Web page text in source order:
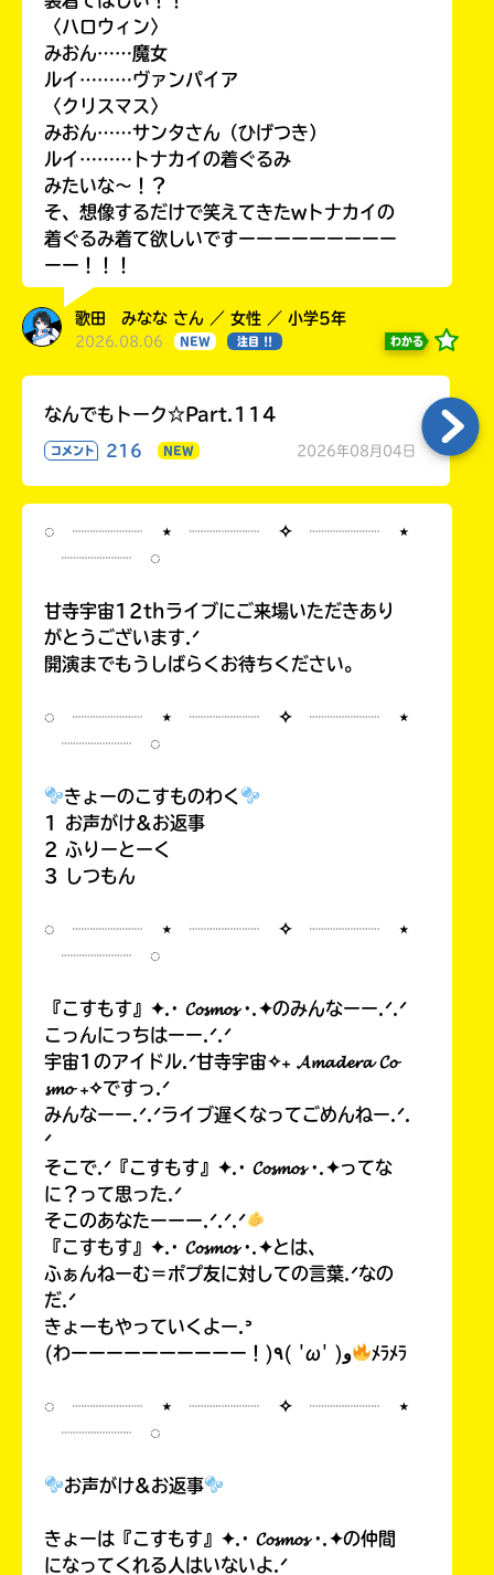
〈ハロウィン〉
みおん……魔女
ルイ………ヴァンパイア
〈クリスマス〉
みおん……サンタさん（ひげつき）
ルイ………トナカイの着ぐるみ
みたいな〜！？
そ、想像するだけで笑えてきたwトナカイの
着ぐるみ着て欲しいですーーーーーーーーー
ーー！！！
歌田 みなな さん ／ 女性 ／ 小学5年
2026.08.06 NEW 注目 !! わかる
なんでもトーク☆Part.114
コメント 216 NEW 2026年08月04日
◌ ┈┈┈┈ ⋆ ┈┈┈┈ ✧ ┈┈┈┈ ⋆
┈┈┈┈ ◌
甘寺宇宙12thライブにご来場いただきあり
がとうございます.ᐟ
開演までもうしばらくお待ちください。
◌ ┈┈┈┈ ⋆ ┈┈┈┈ ✧ ┈┈┈┈ ⋆
┈┈┈┈ ◌
きょーのこすものわく
1 お声がけ&お返事
2 ふりーとーく
3 しつもん
◌ ┈┈┈┈ ⋆ ┈┈┈┈ ✧ ┈┈┈┈ ⋆
┈┈┈┈ ◌
『こすもす』✦.· 𝓒𝓸𝓼𝓶𝓸𝓼 ·.✦のみんなーー.ᐟ.ᐟ
こっんにっちはーー.ᐟ.ᐟ
宇宙1のアイドル.ᐟ甘寺宇宙✧₊ 𝓐𝓶𝓪𝓭𝓮𝓻𝓪 𝓒𝓸
𝓼𝓶𝓸 ₊✧ですっ.ᐟ
みんなーー.ᐟ.ᐟライブ遅くなってごめんねー.ᐟ.
ᐟ
そこで.ᐟ『こすもす』✦.· 𝓒𝓸𝓼𝓶𝓸𝓼 ·.✦ってな
に？って思った.ᐟ
そこのあなたーーー.ᐟ.ᐟ.ᐟ
『こすもす』✦.· 𝓒𝓸𝓼𝓶𝓸𝓼 ·.✦とは、
ふぁんねーむ＝ポプ友に対しての言葉.ᐟなの
だ.ᐟ
きょーもやっていくよー.ᐣ
(わーーーーーーーーーー！)٩( 'ω' )و
ﾒﾗﾒﾗ
◌ ┈┈┈┈ ⋆ ┈┈┈┈ ✧ ┈┈┈┈ ⋆
┈┈┈┈ ◌
お声がけ&お返事
きょーは『こすもす』✦.· 𝓒𝓸𝓼𝓶𝓸𝓼 ·.✦の仲間
になってくれる人はいないよ.ᐟ